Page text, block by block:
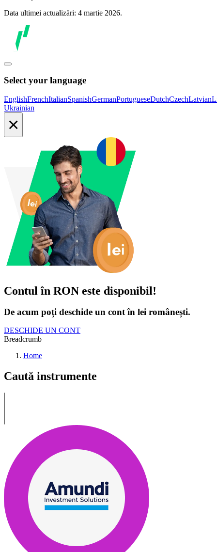
Data ultimei actualizări: 4 martie 2026.
Select your language
EnglishFrenchItalianSpanishGermanPortugueseDutchCzechLatvian
Ukrainian
×
Contul în RON este disponibil!
De acum poți deschide un cont în lei românești.
DESCHIDE UN CONT
Breadcrumb
Home
Caută instrumente